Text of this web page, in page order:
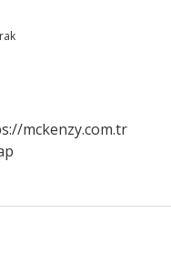
mckenzy.com.tr